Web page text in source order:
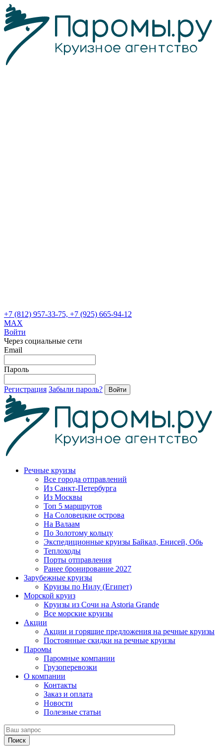
+7 (812) 957-33-75, +7 (925) 665-94-12
MAX
Войти
Через социальные сети
Email
Пароль
Регистрация Забыли пароль? Войти
Речные круизы
Все города отправлений
Из Санкт-Петербурга
Из Москвы
Топ 5 маршрутов
На Соловецкие острова
На Валаам
По Золотому кольцу
Экспедиционные круизы Байкал, Енисей, Обь
Теплоходы
Порты отправления
Ранее бронирование 2027
Зарубежные круизы
Круизы по Нилу (Египет)
Морской круиз
Круизы из Сочи на Astoria Grande
Все морские круизы
Акции
Акции и горящие предложения на речные круизы
Постоянные скидки на речные круизы
Паромы
Паромные компании
Грузоперевозки
О компании
Контакты
Заказ и оплата
Новости
Полезные статьи
Поиск